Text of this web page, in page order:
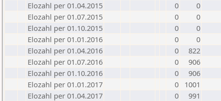
Elozahl per 01.04.2015
0
0
Elozahl per 01.07.2015
0
0
Elozahl per 01.10.2015
0
0
Elozahl per 01.01.2016
0
0
Elozahl per 01.04.2016
0
822
Elozahl per 01.07.2016
0
906
Elozahl per 01.10.2016
0
906
Elozahl per 01.01.2017
0
1001
Elozahl per 01.04.2017
0
991